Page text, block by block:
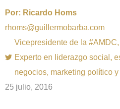
Por: Ricardo Homs
rhoms@guillermobarba.com
Vicepresidente de la
Experto en liderazgo social,
negocios, marketing político
25 julio, 2016